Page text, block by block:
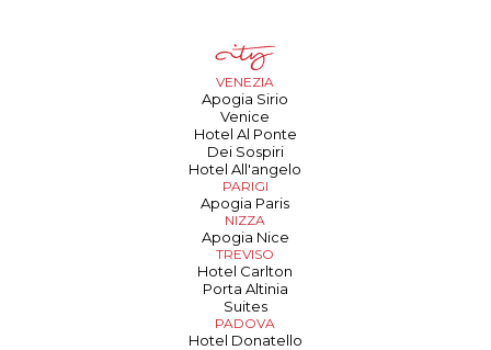
VENEZIA
Apogia Sirio
Venice
Hotel Al Ponte
Dei Sospiri
Hotel All'angelo
PARIGI
Apogia Paris
NIZZA
Apogia Nice
TREVISO
Hotel Carlton
Porta Altinia
Suites
PADOVA
Hotel Donatello